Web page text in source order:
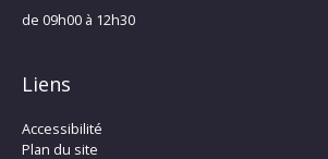
de 09h00 à 12h30
Liens
Accessibilité
Plan du site